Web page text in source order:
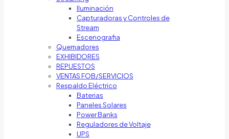
Iluminación
Capturadoras y Controles de
Stream
Escenografia
Quemadores
EXHIBIDORES
REPUESTOS
VENTAS FOB/SERVICIOS
Respaldo Eléctrico
Baterias
Paneles Solares
Power Banks
Reguladores de Voltaje
UPS